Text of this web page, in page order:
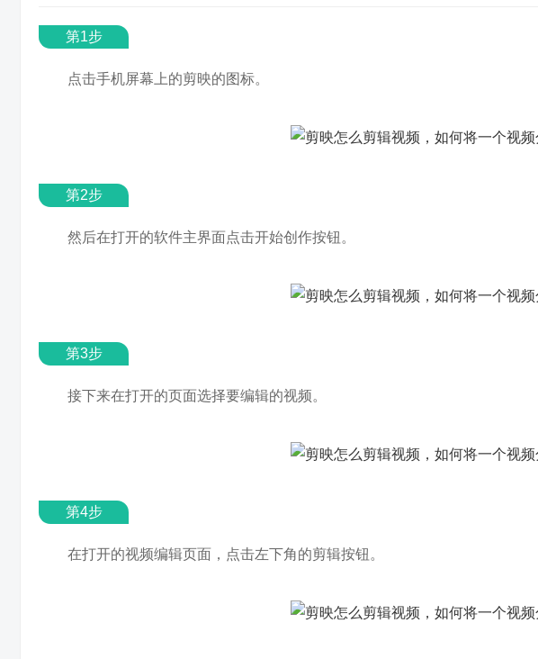
第1步
点击手机屏幕上的剪映的图标。
第2步
然后在打开的软件主界面点击开始创作按钮。
第3步
接下来在打开的页面选择要编辑的视频。
第4步
在打开的视频编辑页面，点击左下角的剪辑按钮。